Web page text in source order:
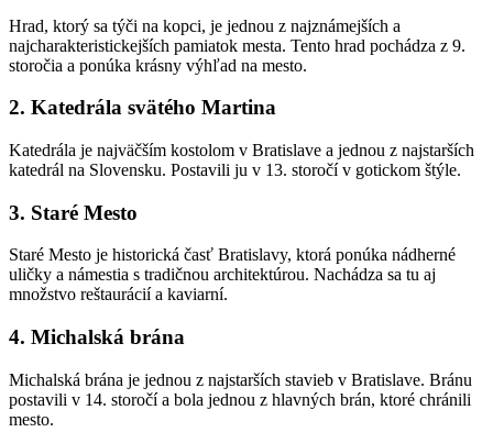
Hrad, ktorý sa týči na kopci, je jednou z najznámejších a
najcharakteristickejších pamiatok mesta. Tento hrad pochádza z 9.
storočia a ponúka krásny výhľad na mesto.
2. Katedrála svätého Martina
Katedrála je najväčším kostolom v Bratislave a jednou z najstarších
katedrál na Slovensku. Postavili ju v 13. storočí v gotickom štýle.
3. Staré Mesto
Staré Mesto je historická časť Bratislavy, ktorá ponúka nádherné
uličky a námestia s tradičnou architektúrou. Nachádza sa tu aj
množstvo reštaurácií a kaviarní.
4. Michalská brána
Michalská brána je jednou z najstarších stavieb v Bratislave. Bránu
postavili v 14. storočí a bola jednou z hlavných brán, ktoré chránili
mesto.